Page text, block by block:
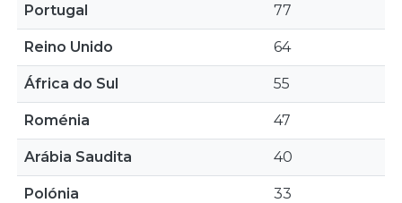
Portugal 77
Reino Unido 64
África do Sul 55
Roménia 47
Arábia Saudita 40
Polónia 33